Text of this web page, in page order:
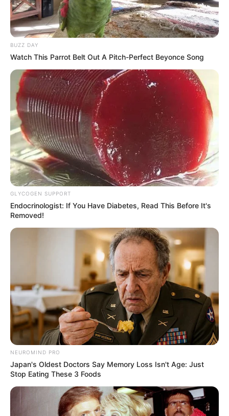
Kátia Giraldelli
Chupetas, mamadeiras e babadores também
podem ser lindas lembrancinhas e são objetos
que remetem logo ao universo infantil.
BUZZ DAY
Watch This Parrot Belt Out A Pitch-Perfect Beyonce Song
GLYCOGEN SUPPORT
Endocrinologist: If You Have Diabetes, Read This Before It's
Removed!
NEUROMIND PRO
Japan's Oldest Doctors Say Memory Loss Isn't Age: Just
Stop Eating These 3 Foods